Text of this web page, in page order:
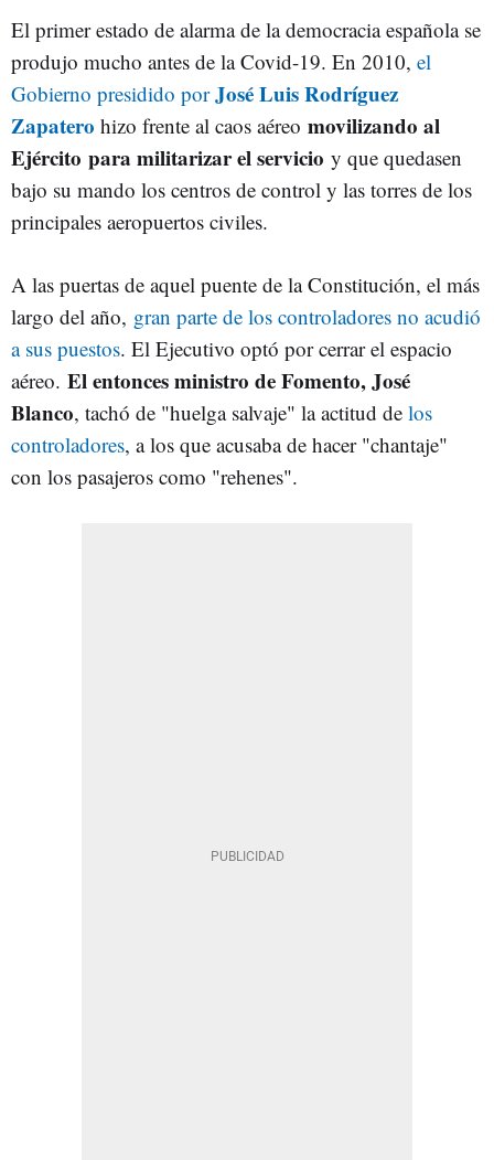
El primer estado de alarma de la democracia española se
produjo mucho antes de la Covid-19. En 2010, el
Gobierno presidido porJosé Luis Rodríguez
Zapatero hizo frente al caos aéreo movilizando al
Ejército para militarizar el servicio y que quedasen
bajo su mando los centros de control y las torres de los
principales aeropuertos civiles.
A las puertas de aquel puente de la Constitución, el más
largo del año, gran parte de los controladores no acudió
a sus puestos. El Ejecutivo optó por cerrar el espacio
aéreo. El entonces ministro de Fomento, José
Blanco, tachó de "huelga salvaje" la actitud de los
controladores, a los que acusaba de hacer "chantaje"
con los pasajeros como "rehenes".